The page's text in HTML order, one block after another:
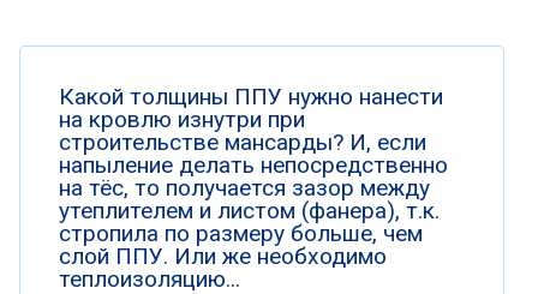
Какой толщины ППУ нужно нанести
на кровлю изнутри при
строительстве мансарды? И, если
напыление делать непосредственно
на тёс, то получается зазор между
утеплителем и листом (фанера), т.к.
стропила по размеру больше, чем
слой ППУ. Или же необходимо
теплоизоляцию...